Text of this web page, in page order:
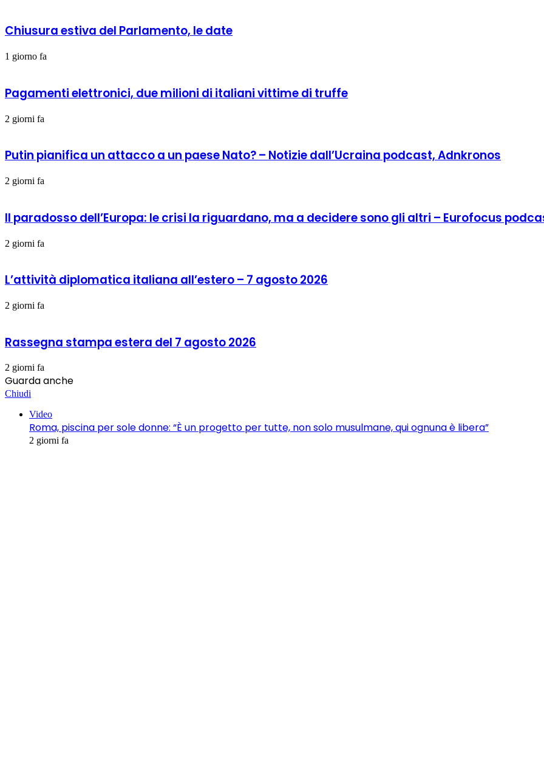
Chiusura estiva del Parlamento, le date
1 giorno fa
Pagamenti elettronici, due milioni di italiani vittime di truffe
2 giorni fa
Putin pianifica un attacco a un paese Nato? – Notizie dall’Ucraina podcast, Adnkronos
2 giorni fa
Il paradosso dell’Europa: le crisi la riguardano, ma a decidere sono gli altri – Eurofocus
2 giorni fa
L’attività diplomatica italiana all’estero – 7 agosto 2026
2 giorni fa
Rassegna stampa estera del 7 agosto 2026
2 giorni fa
Guarda anche
Chiudi
Video
Roma, piscina per sole donne: “È un progetto per tutte, non solo musulmane, qui ognuna è libera”
2 giorni fa